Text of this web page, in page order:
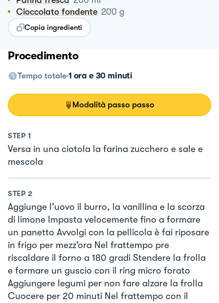
Cioccolato fondente 200 g
Copia ingredienti
Procedimento
Tempo totale 1 ora e 30 minuti
Modalità passo passo
STEP 1
Versa in una ciotola la farina zucchero e sale e
mescola
STEP 2
Aggiunge l’uovo il burro, la vanillina e la scorza
di limone Impasta velocemente fino a formare
un panetto Avvolgi con la pellicola è fai riposare
in frigo per mezz’ora Nel frattempo pre
riscaldare il forno a 180 gradi Stendere la frolla
e formare un guscio con il ring micro forato
Aggiungere legumi per non fare alzare la frolla
Cuocere per 20 minuti Nel frattempo con il